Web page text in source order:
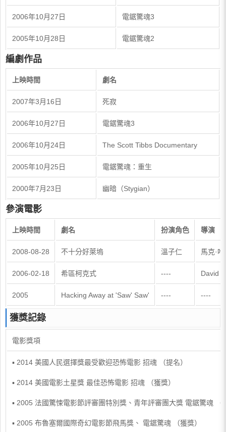
2006年10月27日 電鋸驚魂3
2005年10月28日 電鋸驚魂2
編劇作品
上映時間 劇名
2007年3月16日 死寂
2006年10月27日 電鋸驚魂3
2006年10月24日 The Scott Tibbs Documentary
2005年10月25日 電鋸驚魂：重生
2000年7月23日 幽暗（Stygian）
參演電影
上映時間 劇名 扮演角色 導演
2008-08-28 不十分好萊塢 溫子仁 馬克·
2006-02-18 希區柯克式 ---- David
2005 Hacking Away at 'Saw' Saw' ---- ----
獲獎記錄
電影獎項
▪ 2014 美國人民選擇獎最受歡迎恐怖電影 招魂 （提名）
▪ 2014 美國電影土星獎 最佳恐怖電影 招魂 （獲獎）
▪ 2005 法國驚悚電影節評審團特別獎、青年評審團大獎 電鋸驚魂 （
▪ 2005 布魯塞爾國際奇幻電影節飛馬獎、 電鋸驚魂 （獲獎）